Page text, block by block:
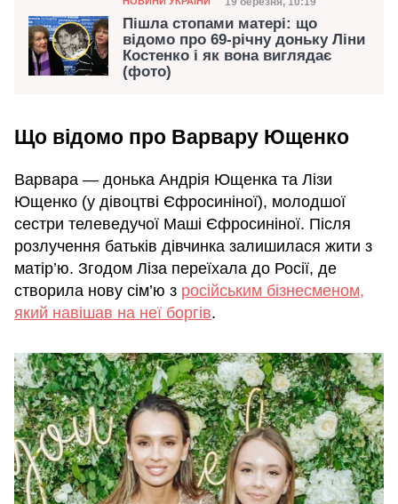
Дата публікації
Пішла стопами матері: що
відомо про 69-річну доньку Ліни
Костенко і як вона виглядає
(фото)
Що відомо про Варвару Ющенко
Варвара — донька Андрія Ющенка та Лізи
Ющенко (у дівоцтві Єфросиніної), молодшої
сестри телеведучої Маші Єфросиніної. Після
розлучення батьків дівчинка залишилася жити з
матір’ю. Згодом Ліза переїхала до Росії, де
створила нову сім’ю з російським бізнесменом,
який навішав на неї боргів.